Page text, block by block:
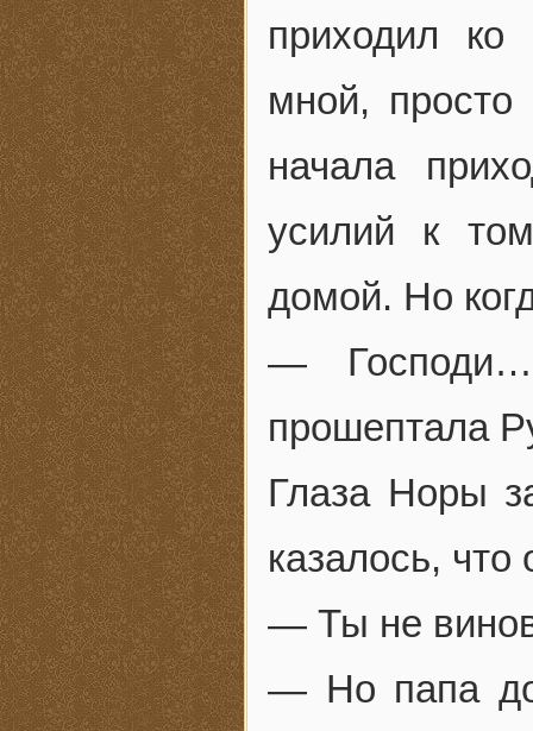
приходил
мной, просто
начала
усилий к
домой. Но
—
прошептала
Глаза Норы
казалось,
— Ты не
— Но папа